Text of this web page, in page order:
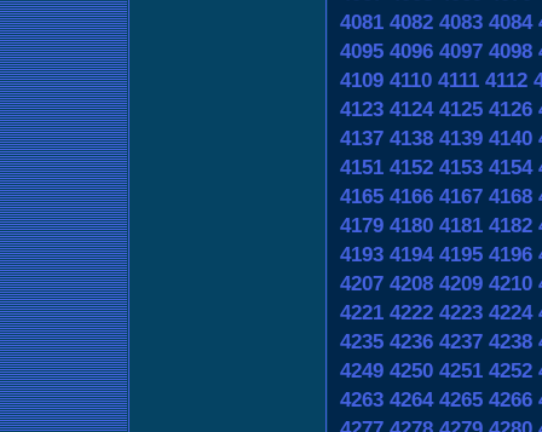
4081 4082 4083 4084
4095 4096 4097 4098
4109 4110 4111 4112
4123 4124 4125 4126
4137 4138 4139 4140
4151 4152 4153 4154
4165 4166 4167 4168
4179 4180 4181 4182
4193 4194 4195 4196
4207 4208 4209 4210
4221 4222 4223 4224
4235 4236 4237 4238
4249 4250 4251 4252
4263 4264 4265 4266